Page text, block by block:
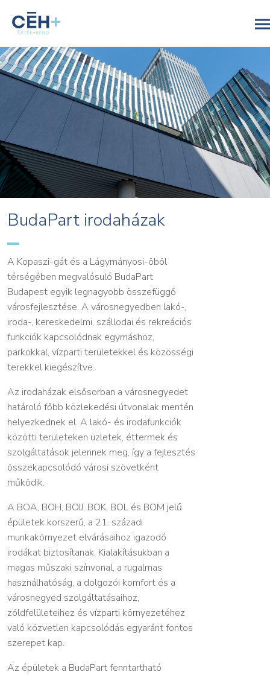
BudaPart irodaházak
A Kopaszi-gát és a Lágymányosi-öböl
térségében megvalósuló BudaPart
Budapest egyik legnagyobb összefüggő
városfejlesztése. A városnegyedben lakó-,
iroda-, kereskedelmi, szállodai és rekreációs
funkciók kapcsolódnak egymáshoz,
parkokkal, vízparti területekkel és közösségi
terekkel kiegészítve.
Az irodaházak elsősorban a városnegyedet
határoló főbb közlekedési útvonalak mentén
helyezkednek el. A lakó- és irodafunkciók
közötti területeken üzletek, éttermek és
szolgáltatások jelennek meg, így a fejlesztés
összekapcsolódó városi szövetként
működik.
A BOA, BOH, BOIJ, BOK, BOL és BOM jelű
épületek korszerű, a 21. századi
munkakörnyezet elvárásaihoz igazodó
irodákat biztosítanak. Kialakításukban a
magas műszaki színvonal, a rugalmas
használhatóság, a dolgozói komfort és a
városnegyed szolgáltatásaihoz,
zöldfelületeihez és vízparti környezetéhez
való közvetlen kapcsolódás egyaránt fontos
szerepet kap.
Az épületek a BudaPart fenntartható